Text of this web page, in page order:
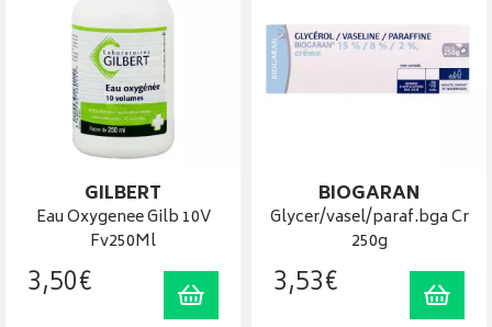
GILBERT
Eau Oxygenee Gilb 10V
Fv250Ml
3,50€ Ajouter au panier
BIOGARAN
Glycer/vasel/paraf.bga Cr
250g
3,53€